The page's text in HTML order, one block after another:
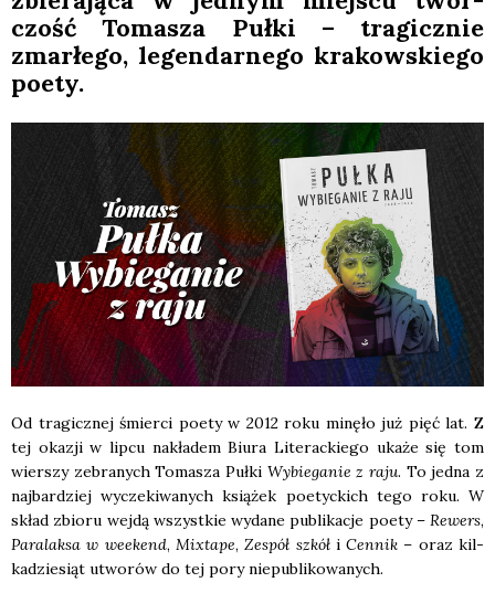
czość Toma­sza Puł­ki – tra­gicz­nie
zmar­łe­go, legen­dar­ne­go kra­kow­skie­go
poety.
Od tra­gicz­nej śmier­ci poety w 2012 roku minę­ło już pięć lat. Z
tej oka­zji w lip­cu nakła­dem Biu­ra Lite­rac­kie­go uka­że się tom
wier­szy zebra­nych Toma­sza Puł­ki Wybie­ga­nie z raju. To jed­na z
naj­bar­dziej wycze­ki­wa­nych ksią­żek poetyc­kich tego roku. W
skład zbio­ru wej­dą wszyst­kie wyda­ne publi­ka­cje poety – Rewers,
Para­lak­sa w week­end, Mixta­pe, Zespół szkółiCen­nik – oraz kil­
ka­dzie­siąt utwo­rów do tej pory nie­pu­bli­ko­wa­nych.